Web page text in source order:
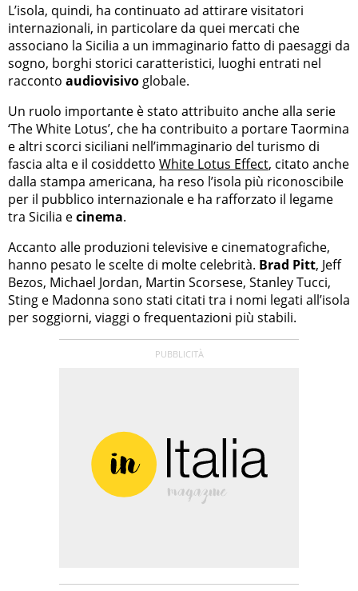
L’isola, quindi, ha continuato ad attirare visitatori
internazionali, in particolare da quei mercati che
associano la Sicilia a un immaginario fatto di paesaggi da
sogno, borghi storici caratteristici, luoghi entrati nel
racconto audiovisivo globale.
Un ruolo importante è stato attribuito anche alla serie
‘The White Lotus’, che ha contribuito a portare Taormina
e altri scorci siciliani nell’immaginario del turismo di
fascia alta e il cosiddetto White Lotus Effect, citato anche
dalla stampa americana, ha reso l’isola più riconoscibile
per il pubblico internazionale e ha rafforzato il legame
tra Sicilia ecinema.
Accanto alle produzioni televisive e cinematografiche,
hanno pesato le scelte di molte celebrità. Brad Pitt, Jeff
Bezos, Michael Jordan, Martin Scorsese, Stanley Tucci,
Sting e Madonna sono stati citati tra i nomi legati all’isola
per soggiorni, viaggi o frequentazioni più stabili.